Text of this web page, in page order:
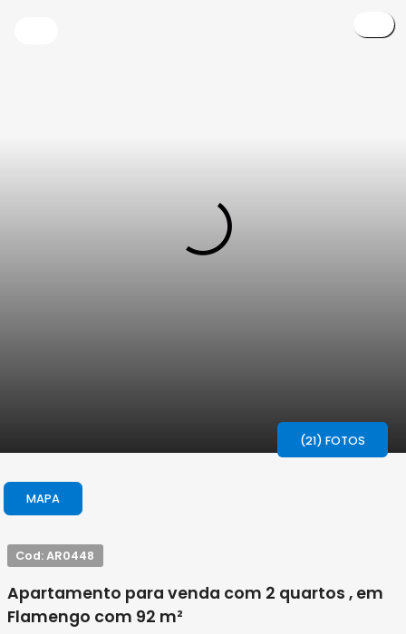
(21) FOTOS
MAPA
Cod: AR0448
Apartamento para venda com 2 quartos , em
Flamengo com 92 m²